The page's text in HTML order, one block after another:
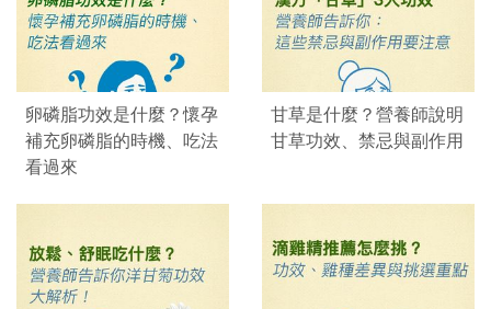
卵磷脂功效是什麼？懷孕
補充卵磷脂的時機、吃法
看過來
甘草是什麼？營養師說明
甘草功效、禁忌與副作用